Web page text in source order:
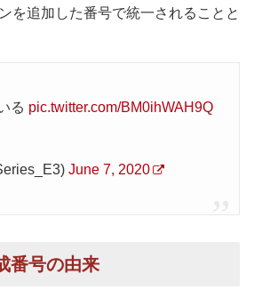
を追加した番号で統一されることと
る pic.twitter.com/BM0ihWAH9Q
June 7, 2020
番号の由来